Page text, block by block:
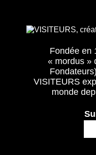
Fondée en
« mordus »
VISITEURS
monde